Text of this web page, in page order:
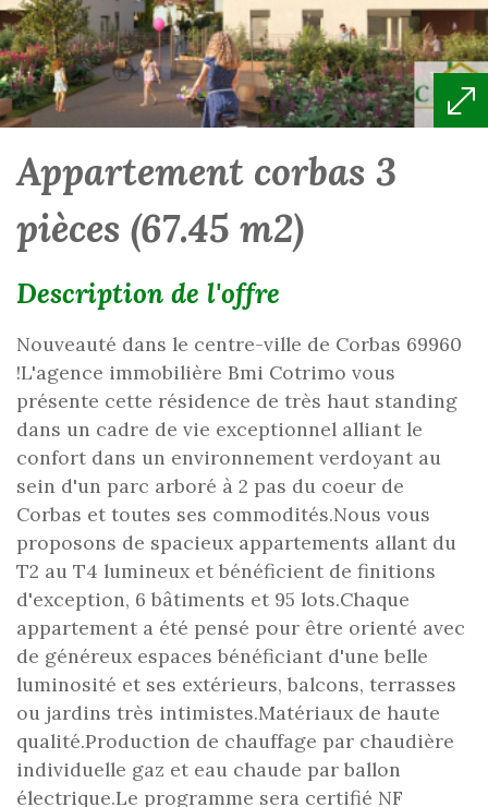
appartement corbas 3
pièces (67.45 m2)
description de l'offre
Nouveauté dans le centre-ville de Corbas 69960
!L'agence immobilière Bmi Cotrimo vous
présente cette résidence de très haut standing
dans un cadre de vie exceptionnel alliant le
confort dans un environnement verdoyant au
sein d'un parc arboré à 2 pas du coeur de
Corbas et toutes ses commodités.Nous vous
proposons de spacieux appartements allant du
T2 au T4 lumineux et bénéficient de finitions
d'exception, 6 bâtiments et 95 lots.Chaque
appartement a été pensé pour être orienté avec
de généreux espaces bénéficiant d'une belle
luminosité et ses extérieurs, balcons, terrasses
ou jardins très intimistes.Matériaux de haute
qualité.Production de chauffage par chaudière
individuelle gaz et eau chaude par ballon
électrique.Le programme sera certifié NF